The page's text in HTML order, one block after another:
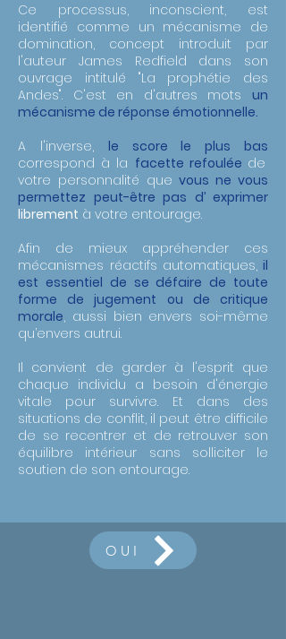
Ce processus, inconscient, est
identifié comme un mécanisme de
domination, concept introduit par
l'auteur James Redfield dans son
ouvrage intitulé "La prophétie des
Andes". C'est en d'autres mots un
mécanisme de réponse émotionnelle.
A l'inverse, le score le plus bas
correspond à la facette refoulée de
votre personnalité quevous ne vous
permettez peut-être pas d’ exprimer
librement à votre entourage.
Afin de mieux appréhender ces
mécanismes réactifs automatiques, il
est essentiel de se défaire de toute
forme de jugement ou de critique
morale, aussi bien envers soi-même
qu’envers autrui.
Il convient de garder à l'esprit que
chaque individu a besoin d'énergie
vitale pour survivre. Et dans des
situations de conflit, il peut être difficile
de se recentrer et de retrouver son
équilibre intérieur sans solliciter le
soutien de son entourage.
OUI